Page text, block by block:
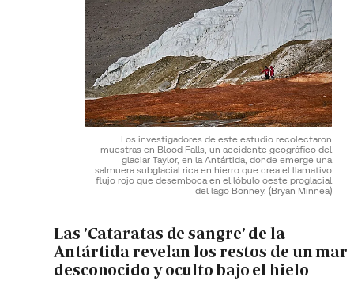
Los investigadores de este estudio recolectaron
muestras en Blood Falls, un accidente geográfico del
glaciar Taylor, en la Antártida, donde emerge una
salmuera subglacial rica en hierro que crea el llamativo
flujo rojo que desemboca en el lóbulo oeste proglacial
del lago Bonney. (Bryan Minnea)
Las 'Cataratas de sangre' de la
Antártida revelan los restos de un mar
desconocido y oculto bajo el hielo